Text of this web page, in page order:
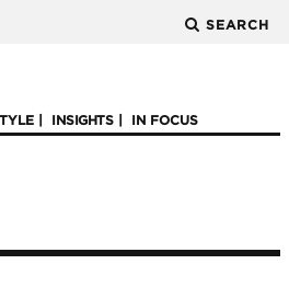
SEARCH
INSIGHTS IN FOCUS